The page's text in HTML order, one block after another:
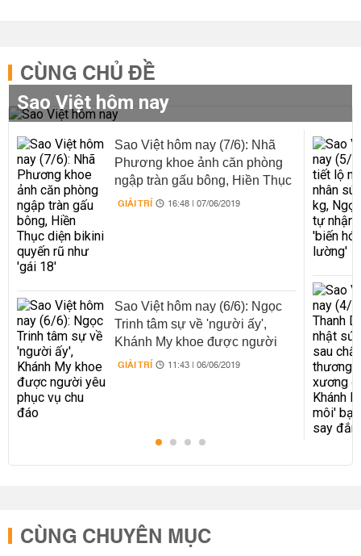
CÙNG CHỦ ĐỀ
Sao Việt hôm nay
Sao Việt hôm nay (7/6): Nhã
Phương khoe ảnh căn phòng
ngập tràn gấu bông, Hiền Thục
diện bikini quyến rũ như 'gái
GIẢI TRÍ 16:48 | 07/06/2019
Sao Việt hôm nay (6/6): Ngọc
Trinh tâm sự về 'người ấy',
Khánh My khoe được người
yêu phục vụ chu đáo
GIẢI TRÍ 11:43 | 06/06/2019
CÙNG CHUYÊN MỤC